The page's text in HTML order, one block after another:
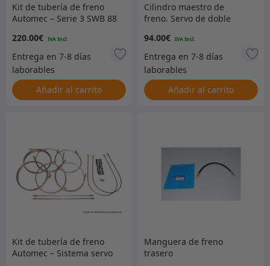
Kit de tubería de freno
Automec – Serie 3 SWB 88
220.00€
Añadir al carrito
Cilindro maestro de
freno. Servo de doble
74660213
94.00€
Añadir al carrito
Kit de tubería de freno
Automec – Sistema servo
Manguera de freno
trasero